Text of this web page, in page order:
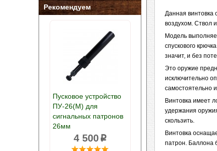
Рекомендуем
Пусковое устройство
ПУ-26(М) для
сигнальных патронов
26мм
4 500p
Данная винтовка
воздухом. Ствол
Модель
спускового
значит, и без
Это оружие
исключительно
самостоятельно
Винтовка имеет
удержания
скользить.
Винтовка
патрон. Баллона